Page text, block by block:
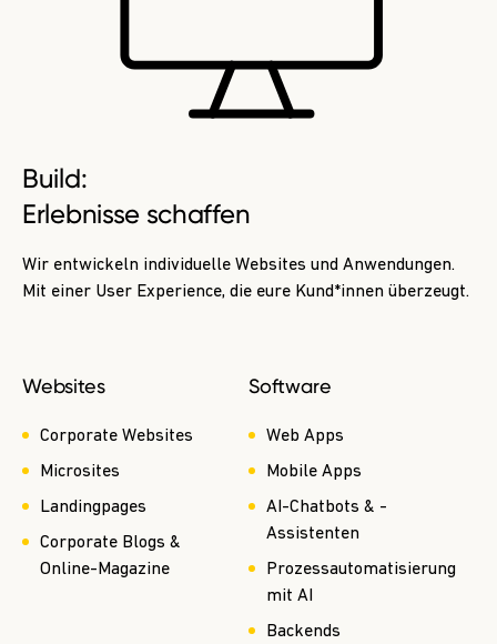
Build:
Erlebnisse schaffen
Wir entwickeln individuelle Websites und Anwendungen.
Mit einer User Experience, die eure Kund*innen überzeugt.
Websites
Corporate Websites
Microsites
Landingpages
Corporate Blogs &
Online-Magazine
Software
Web Apps
Mobile Apps
AI-Chatbots & -
Assistenten
Prozessautomatisierung
mit AI
Backends